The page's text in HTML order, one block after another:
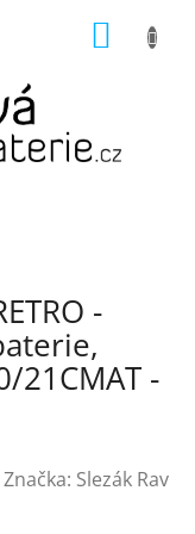
-
21CMAT -
Značka: Slezák Rav